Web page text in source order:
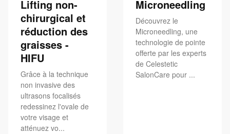
Lifting non-
chirurgical et
réduction des
graisses -
HIFU
Grâce à la technique
non invasive des
ultrasons focalisés
redessinez l'ovale de
votre visage et
atténuez vo...
Microneedling
Découvrez le
Microneedling, une
technologie de pointe
offerte par les experts
de Celestetic
SalonCare pour ...